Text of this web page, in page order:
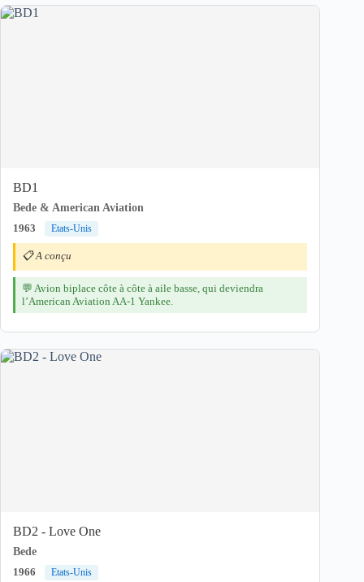
BD1
Bede & American Aviation
1963
Etats-Unis
📋 A conçu
💬 Avion biplace côte à côte à aile basse, qui deviendra
l’American Aviation AA-1 Yankee.
BD2 - Love One
Bede
1966
Etats-Unis